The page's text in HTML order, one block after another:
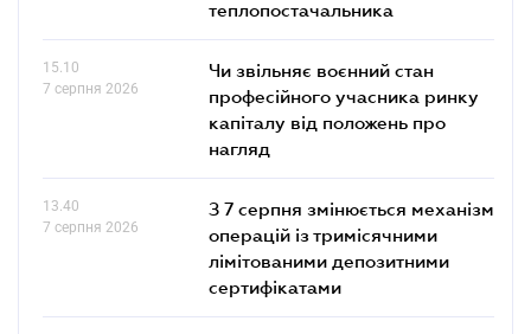
теплопостачальника
15.10
7 серпня 2026
Чи звільняє воєнний стан
професійного учасника ринку
капіталу від положень про
нагляд
13.40
7 серпня 2026
З 7 серпня змінюється механізм
операцій із тримісячними
лімітованими депозитними
сертифікатами